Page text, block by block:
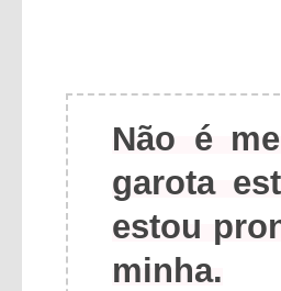
Não é
garota
estou
minha.